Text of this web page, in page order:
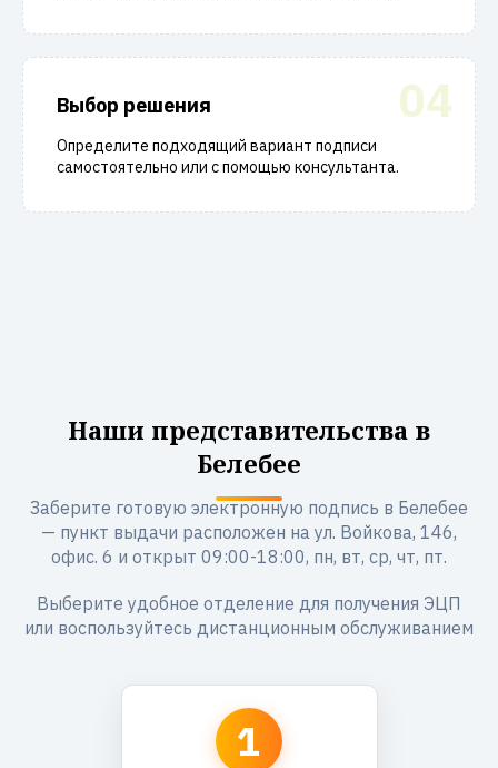
04
Выбор решения
Определите подходящий вариант подписи
самостоятельно или с помощью консультанта.
Наши представительства в
Белебее
Заберите готовую электронную подпись в Белебее
— пункт выдачи расположен на ул. Войкова, 146,
офис. 6 и открыт 09:00-18:00, пн, вт, ср, чт, пт.
Выберите удобное отделение для получения ЭЦП
или воспользуйтесь дистанционным обслуживанием
1